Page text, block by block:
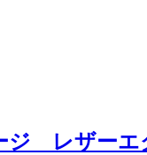
ジ レザー